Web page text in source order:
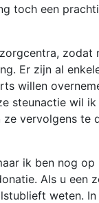
toch een
zodat
Er zijn al
willen
steunactie wil
vervolgens te
ik ben nog op
Als u een
weten.